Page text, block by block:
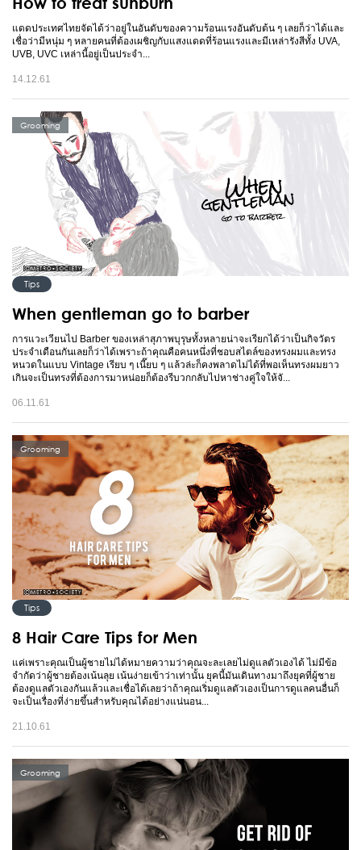
แดดประเทศไทยจัดได้ว่าอยู่ในอันดับของความร้อนแรงอันดับต้น ๆ เลยก็ว่าได้และ
เชื่อว่ามีหนุ่ม ๆ หลายคนที่ต้องเผชิญกับแสงแดดที่ร้อนแรงและมีเหล่ารังสีทั้ง UVA,
UVB, UVC เหล่านี้อยู่เป็นประจำ...
14.12.61
Grooming
Tips
When gentleman go to barber
การแวะเวียนไป Barber ของเหล่าสุภาพบุรุษทั้งหลายน่าจะเรียกได้ว่าเป็นกิจวัตร
ประจำเดือนกันเลยก็ว่าได้เพราะถ้าคุณคือคนหนึ่งที่ชอบสไตล์ของทรงผมและทรง
หนวดในแบบ Vintage เรียบ ๆ เนี๊ยบ ๆ แล้วล่ะก็คงพลาดไม่ได้ที่พอเห็นทรงผมยาว
เกินจะเป็นทรงที่ต้องการมาหน่อยก็ต้องรีบวกกลับไปหาช่างคู่ใจให้จั...
06.11.61
Grooming
Tips
8 Hair Care Tips for Men
แค่เพราะคุณเป็นผู้ชายไม่ได้หมายความว่าคุณจะละเลยไม่ดูแลตัวเองได้ ไม่มีข้อ
จำกัดว่าผู้ชายต้องเน้นลุย เน้นง่ายเข้าว่าเท่านั้น ยุคนี้มันเดินทางมาถึงยุคที่ผู้ชาย
ต้องดูแลตัวเองกันแล้วและเชื่อได้เลยว่าถ้าคุณเริ่มดูแลตัวเองเป็นการดูแลคนอื่นก็
จะเป็นเรื่องที่ง่ายขึ้นสำหรับคุณได้อย่างแน่นอน...
21.10.61
Grooming